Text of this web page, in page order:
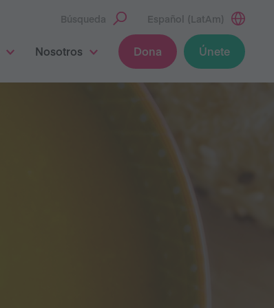
Búsqueda Español (LatAm)
Nosotros Dona Únete